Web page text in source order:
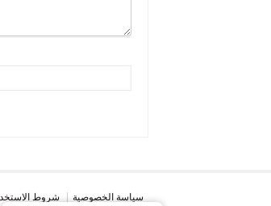
شروط سياسة الخصوصية